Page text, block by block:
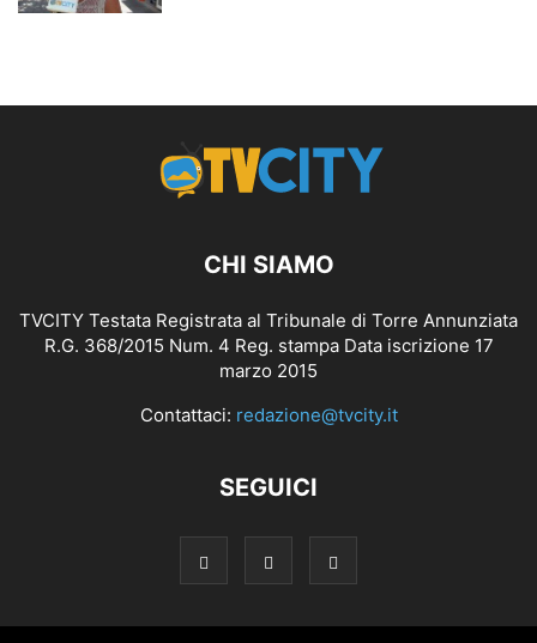
CHI SIAMO
TVCITY Testata Registrata al Tribunale di Torre Annunziata
R.G. 368/2015 Num. 4 Reg. stampa Data iscrizione 17
marzo 2015
Contattaci: redazione@tvcity.it
SEGUICI